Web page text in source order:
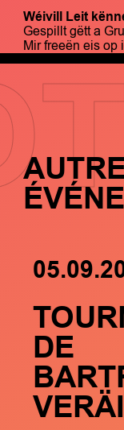
Wéivill Leit
Gespillt gëtt a
Mir freeën eis op
DE